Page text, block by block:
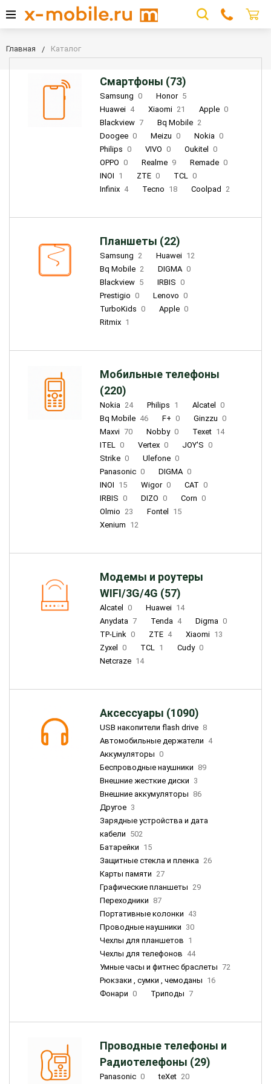
Главная Каталог
Смартфоны (73)
Samsung 0 Honor 5
Huawei 4 Xiaomi 21 Apple 0
Blackview 7 Bq Mobile 2
Doogee 0 Meizu 0 Nokia 0
Philips 0 VIVO 0 Oukitel
0
OPPO 0 Realme 9 Remade 0
INOI 1 ZTE 0 TCL 0
Infinix 4 Tecno 18 Coolpad 2
Планшеты (22)
Samsung 2 Huawei 12
Bq Mobile 2 DIGMA 0
Blackview 5 IRBIS 0
Prestigio 0 Lenovo 0
TurboKids 0 Apple 0
Ritmix 1
Мобильные телефоны
(220)
Nokia 24 Philips 1 Alcatel
0
Bq Mobile 46 F+ 0 Ginzzu 0
Maxvi 70 Nobby 0 Texet 14
ITEL 0 Vertex 0 JOY'S 0
Strike 0 Ulefone 0
Panasonic 0 DIGMA 0
INOI 15 Wigor 0 CAT 0
IRBIS 0 DIZO 0 Corn 0
Olmio 23 Fontel
15
Xenium 12
Модемы и роутеры
WIFI/3G/4G (57)
Alcatel 0 Huawei 14
Anydata 7 Tenda 4 Digma 0
TP-Link 0 ZTE 4 Xiaomi 13
Zyxel
0 TCL 1 Cudy 0
Netcraze 14
Аксессуары (1090)
USB накопители flash drive 8
Автомобильные держатели 4
Аккумуляторы 0
Беспроводные наушники 89
Внешние жесткие диски 3
Внешние аккумуляторы 86
Другое 3
Зарядные устройства и дата
кабели 502
Батарейки 15
Защитные стекла и пленка 26
Карты памяти 27
Графические планшеты 29
Переходники 87
Портативные колонки 43
Проводные наушники 30
Чехлы для планшетов 1
Чехлы для телефонов 44
Умные часы и фитнес браслеты 72
Рюкзаки , сумки , чемоданы 16
Фонари 0 Триподы 7
Проводные телефоны и
Радиотелефоны (29)
Panasonic 0 teXet 20